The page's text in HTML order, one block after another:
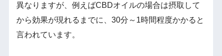
異なりますが、例えばCBDオイルの場合は摂取して
から効果が現れるまでに、30分～1時間程度かかると
言われています。